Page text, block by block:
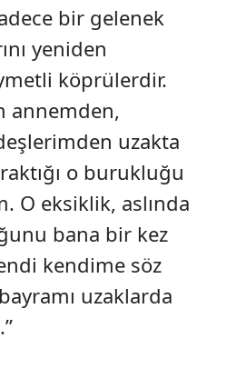
bir gelenek
yeniden
köprülerdir.
annemden,
uzakta
o burukluğu
O eksiklik, aslında
bana bir kez
kendime söz
uzaklarda